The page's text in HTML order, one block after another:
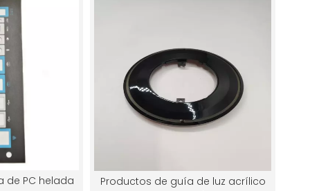
de PC helada
Productos de guía de luz acrílico